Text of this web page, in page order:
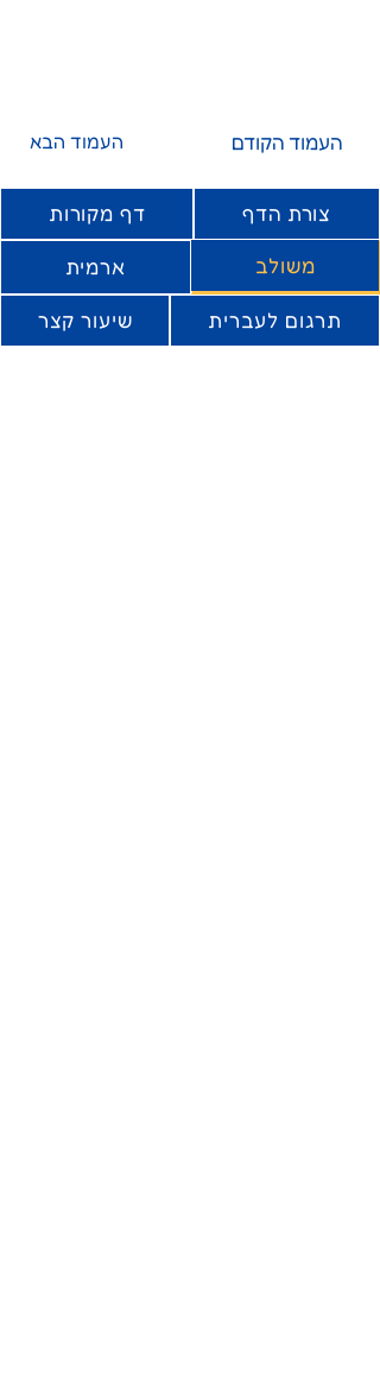
העמוד הבא העמוד הקודם
צורת הדף דף מקורות
משולב ארמית
תרגום לעברית שיעור קצר